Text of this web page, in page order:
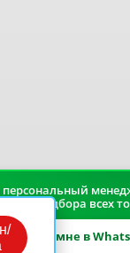
подбора всех
мне в